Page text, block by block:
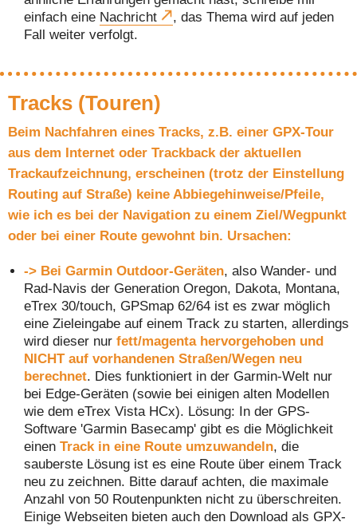
einfach eine Nachricht
, das Thema wird auf jeden
Fall weiter verfolgt.
Tracks (Touren)
Beim Nachfahren eines Tracks, z.B. einer GPX-Tour
aus dem Internet oder Trackback der aktuellen
Trackaufzeichnung, erscheinen (trotz der Einstellung
Routing auf Straße) keine Abbiegehinweise/Pfeile,
wie ich es bei der Navigation zu einem Ziel/Wegpunkt
oder bei einer Route gewohnt bin. Ursachen:
-> Bei Garmin Outdoor-Geräten, also Wander- und
Rad-Navis der Generation Oregon, Dakota, Montana,
eTrex 30/touch, GPSmap 62/64 ist es zwar möglich
eine Zieleingabe auf einem Track zu starten, allerdings
wird dieser nur fett/magenta hervorgehoben und
NICHT auf vorhandenen Straßen/Wegen neu
berechnet. Dies funktioniert in der Garmin-Welt nur
bei Edge-Geräten (sowie bei einigen alten Modellen
wie dem eTrex Vista HCx). Lösung: In der GPS-
Software 'Garmin Basecamp' gibt es die Möglichkeit
einen Track in eine Route umzuwandeln, die
sauberste Lösung ist es eine Route über einem Track
neu zu zeichnen. Bitte darauf achten, die maximale
Anzahl von 50 Routenpunkten nicht zu überschreiten.
Einige Webseiten bieten auch den Download als GPX-